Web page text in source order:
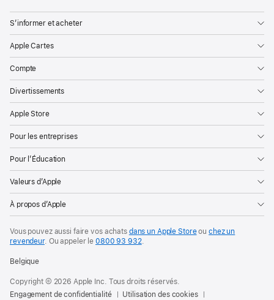
S’informer et acheter
Apple Cartes
Compte
Divertissements
Apple Store
Pour les entreprises
Pour l’Éducation
Valeurs d’Apple
À propos d’Apple
Vous pouvez aussi faire vos achats dans un Apple Storeouchez un
revendeur. Ouappeler le0800 93 932.
Belgique
Copyright © 2026 Apple Inc. Tous droits réservés.
Engagement de confidentialité
Utilisation des cookies